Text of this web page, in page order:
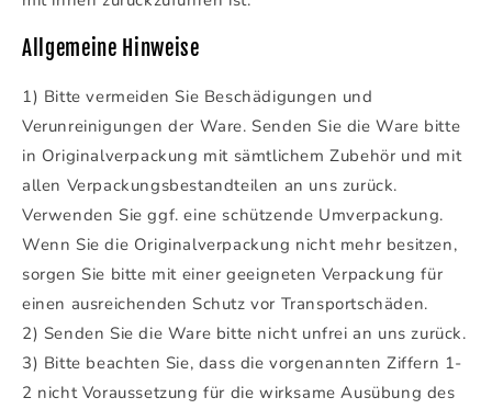
Allgemeine Hinweise
1) Bitte vermeiden Sie Beschädigungen und
Verunreinigungen der Ware. Senden Sie die Ware bitte
in Originalverpackung mit sämtlichem Zubehör und mit
allen Verpackungsbestandteilen an uns zurück.
Verwenden Sie ggf. eine schützende Umverpackung.
Wenn Sie die Originalverpackung nicht mehr besitzen,
sorgen Sie bitte mit einer geeigneten Verpackung für
einen ausreichenden Schutz vor Transportschäden.
2) Senden Sie die Ware bitte nicht unfrei an uns zurück.
3) Bitte beachten Sie, dass die vorgenannten Ziffern 1-
2 nicht Voraussetzung für die wirksame Ausübung des